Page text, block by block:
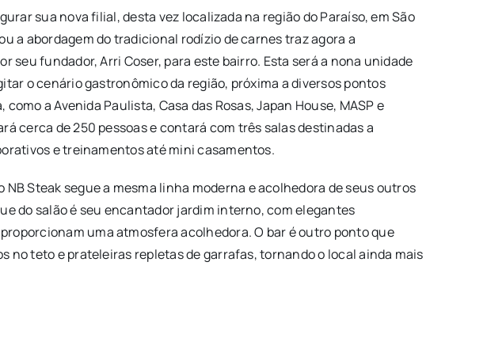
sua nova filial, desta vez localizada na região do Paraíso, em São
a abordagem do tradicional rodízio de carnes traz agora a
seu fundador, Arri Coser, para este bairro. Esta será a nona unidade
o cenário gastronômico da região, próxima a diversos pontos
a Avenida Paulista, Casa das Rosas, Japan House, MASP e
cerca de 250 pessoas e contará com três salas destinadas a
e treinamentos até mini casamentos.
NB Steak segue a mesma linha moderna e acolhedora de seus outros
do salão é seu encantador jardim interno, com elegantes
uma atmosfera acolhedora. O bar é outro ponto que
no teto e prateleiras repletas de garrafas, tornando o local ainda mais